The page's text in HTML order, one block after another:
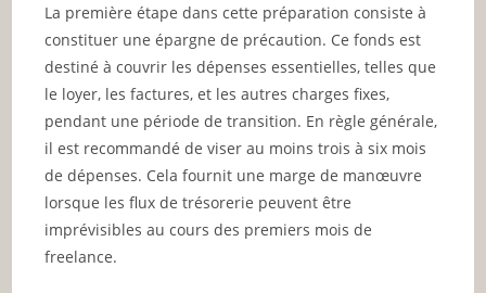
La première étape dans cette préparation consiste à
constituer une épargne de précaution. Ce fonds est
destiné à couvrir les dépenses essentielles, telles que
le loyer, les factures, et les autres charges fixes,
pendant une période de transition. En règle générale,
il est recommandé de viser au moins trois à six mois
de dépenses. Cela fournit une marge de manœuvre
lorsque les flux de trésorerie peuvent être
imprévisibles au cours des premiers mois de
freelance.